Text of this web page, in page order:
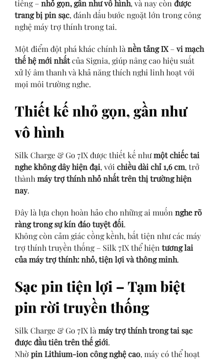
tiếng –nhỏ gọn, gần như vô hình, và nay còn được
trang bị pin sạc, đánh dấu bước ngoặt lớn trong công
nghệ máy trợ thính trong tai.
Một điểm đột phá khác chính là nền tảng IX–vi mạch
thế hệ mới nhấtcủa Signia, giúp nâng cao hiệu suất
xử lý âm thanh và khả năng thích nghi linh hoạt với
mọi môi trường nghe.
Thiết kế nhỏ gọn, gần như
vô hình
Silk Charge & Go 7IX được thiết kế nhưmột chiếc tai
nghe không dây hiện đại, với chiều dài chỉ 1,6 cm, trở
thành máy trợ thính nhỏ nhất trên thị trường hiện
nay.
Đây là lựa chọn hoàn hảo cho những ai muốn nghe rõ
ràng trong sự kín đáo tuyệt đối.
Không còn cảm giác cồng kềnh, bất tiện như các máy
trợ thính truyền thống – Silk 7IX thể hiện tương lai
của máy trợ thính: nhỏ, tiện lợi và thông minh.
Sạc pin tiện lợi – Tạm biệt
pin rời truyền thống
Silk Charge & Go 7IX là máy trợ thính trong tai sạc
được đầu tiên trên thế giới.
Nhờpin Lithium-ion công nghệ cao, máy có thể hoạt